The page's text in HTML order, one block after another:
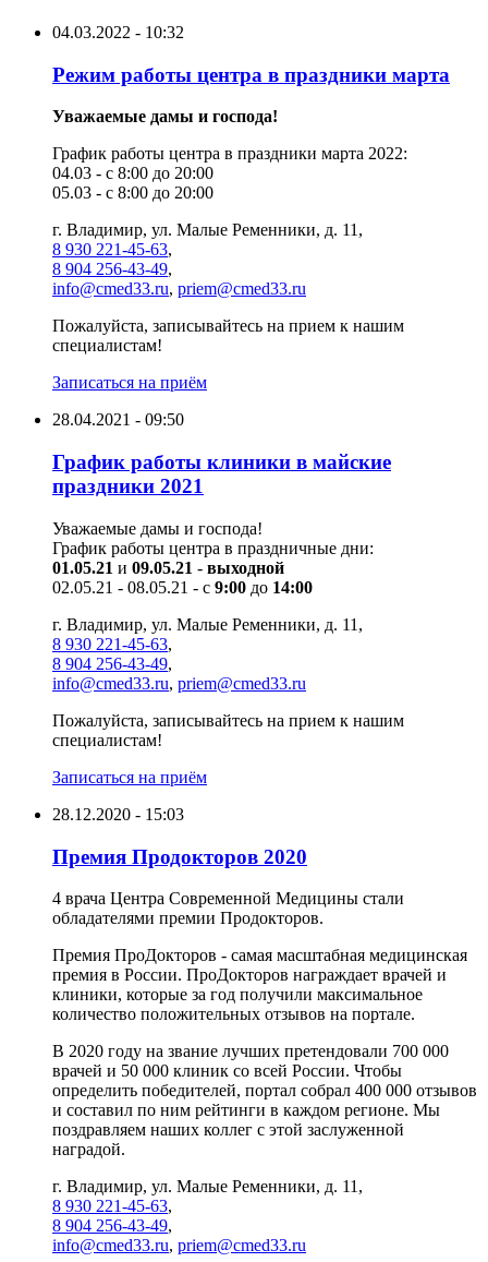
04.03.2022 - 10:32
Режим работы центра в праздники марта
Уважаемые дамы и господа!
График работы центра в праздники марта 2022:
04.03 - с 8:00 до 20:00
05.03 - с 8:00 до 20:00
г. Владимир, ул. Малые Ременники, д. 11,
8 930 221-45-63,
8 904 256-43-49,
info@cmed33.ru, priem@cmed33.ru
Пожалуйста, записывайтесь на прием к нашим
специалистам!
Записаться на приём
28.04.2021 - 09:50
График работы клиники в майские
праздники 2021
Уважаемые дамы и господа!
График работы центра в праздничные дни:
01.05.21 и 09.05.21 - выходной
02.05.21 - 08.05.21 - с 9:00 до 14:00
г. Владимир, ул. Малые Ременники, д. 11,
8 930 221-45-63,
8 904 256-43-49,
info@cmed33.ru, priem@cmed33.ru
Пожалуйста, записывайтесь на прием к нашим
специалистам!
Записаться на приём
28.12.2020 - 15:03
Премия Продокторов 2020
4 врача Центра Современной Медицины стали
обладателями премии Продокторов.
Премия ПроДокторов - самая масштабная медицинская
премия в России. ПроДокторов награждает врачей и
клиники, которые за год получили максимальное
количество положительных отзывов на портале.
В 2020 году на звание лучших претендовали 700 000
врачей и 50 000 клиник со всей России. Чтобы
определить победителей, портал собрал 400 000 отзывов
и составил по ним рейтинги в каждом регионе. Мы
поздравляем наших коллег с этой заслуженной
наградой.
г. Владимир, ул. Малые Ременники, д. 11,
8 930 221-45-63,
8 904 256-43-49,
info@cmed33.ru, priem@cmed33.ru